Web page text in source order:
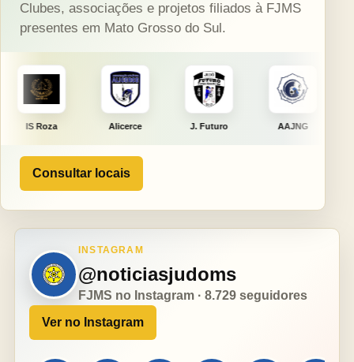
Clubes, associações e projetos filiados à FJMS
presentes em Mato Grosso do Sul.
Alicerce J. Futuro AAJNG TSURU
Consultar locais
INSTAGRAM
@noticiasjudoms
FJMS no Instagram · 8.729 seguidores
Ver no Instagram